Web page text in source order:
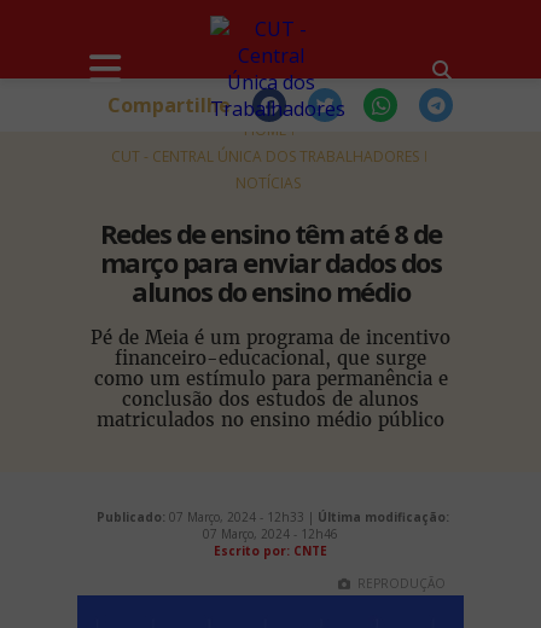
HOME
CUT - CENTRAL ÚNICA DOS TRABALHADORES
NOTÍCIAS
Redes de ensino têm até 8 de
março para enviar dados dos
alunos do ensino médio
Pé de Meia é um programa de incentivo
financeiro-educacional, que surge
como um estímulo para permanência e
conclusão dos estudos de alunos
matriculados no ensino médio público
Compartilhe
Publicado: 07 Março, 2024 - 12h33 | Última modificação:
07 Março, 2024 - 12h46
Escrito por: CNTE
REPRODUÇÃO